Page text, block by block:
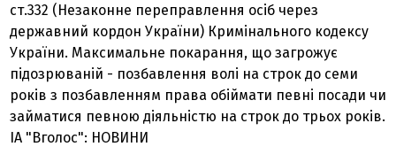
ст.332 (Незаконне переправлення осіб через
державний кордон України) Кримінального кодексу
України. Максимальне покарання, що загрожує
підозрюваній - позбавлення волі на строк до семи
років з позбавленням права обіймати певні посади чи
займатися певною діяльністю на строк до трьох років.
ІА "Вголос": НОВИНИ